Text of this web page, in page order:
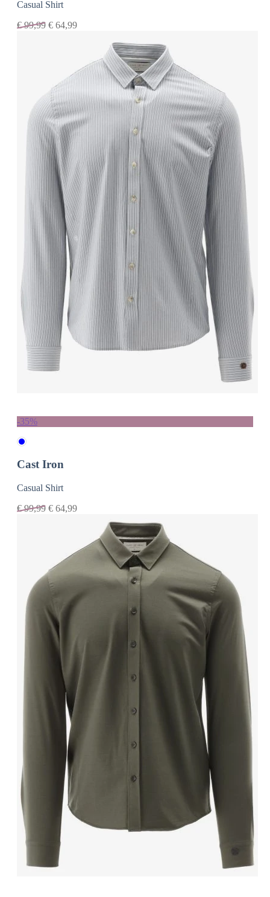
Casual Shirt
€99,99 € 64,99
-35%
Cast Iron
Casual Shirt
€99,99 € 64,99